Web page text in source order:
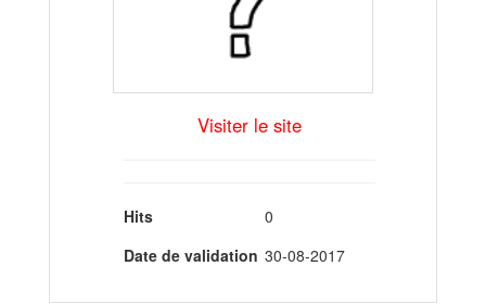
Visiter le site
Hits
0
Date de validation 30-08-2017